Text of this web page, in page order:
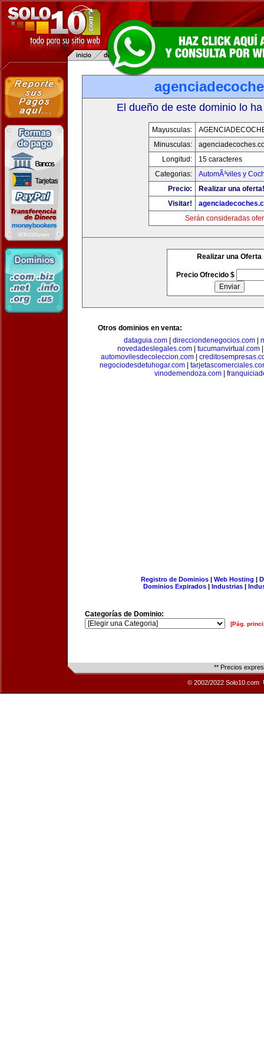
El dueño de este dominio lo
Mayusculas:
Minusculas:
Longitud:
15 caracteres
Categorias:
AutomÃ³viles y
Precio:
Realizar una oferta!
Visitar!
Serán consideradas
Realizar una Oferta
Precio Ofrecido $
Otros dominios en venta:
dataguia.com| direcciondenegocios.com|
novedadeslegales.com
tucumanvirtual.com
automovilesdecoleccion.com
negociodesdetuhogar.com
vinodemendoza.com|
Registro de Dominios| Web Hosting |
Dominios Expirados | Industrias |
Categorías de Dominio:
[Pág.
** Precios
© 2002/2022 Solo10.com